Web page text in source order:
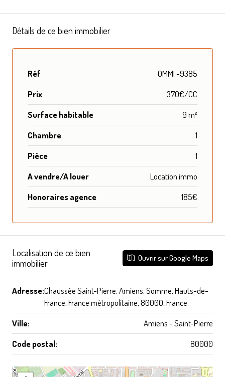
Détails de ce bien immobilier
Réf
OMMI -9385
Prix
370€/CC
Surface habitable
9 m²
Chambre
1
Pièce
1
A vendre/A louer
Location immo
Honoraires agence
185€
Localisation de ce bien
immobilier
Ouvrir sur Google Maps
Adresse:Chaussée Saint-Pierre, Amiens, Somme, Hauts-de-
France, France métropolitaine, 80000, France
Ville:
Amiens - Saint-Pierre
Code postal:
80000